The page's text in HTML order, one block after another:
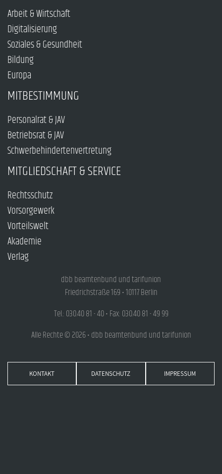
Arbeit & Wirtschaft
Digitalisierung
Soziales & Gesundheit
Bildung
Europa
MITBESTIMMUNG
Personalrat & JAV
Betriebsrat & JAV
Schwerbehindertenvertretung
MITGLIEDSCHAFT & SERVICE
Rechtsschutz
Vorsorgewerk
Vorteilswelt
Akademie
Verlag
dbb beamtenbund und tarifunion
Friedrichstraße 169 • 10117 Berlin
Tel.: 030.40 81 - 40 • Fax: 030.40 81 - 49 99
Alle Rechte © 2026 • dbb beamtenbund und tarifunion
KONTAKT DATENSCHUTZ IMPRESSUM